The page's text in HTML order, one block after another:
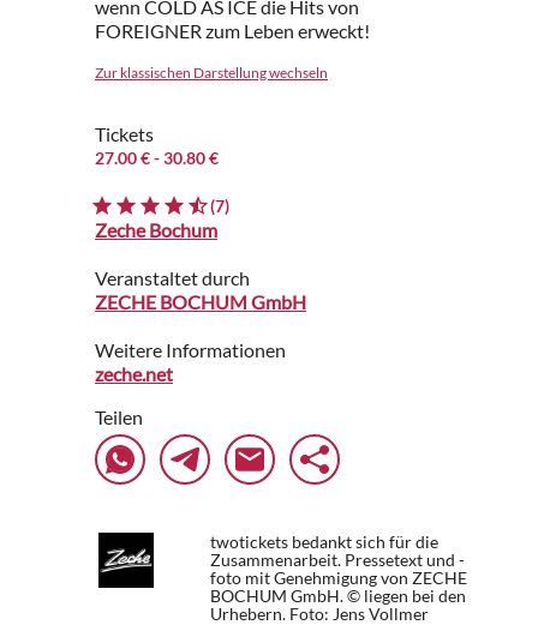
wenn COLD AS ICE die Hits von
FOREIGNER zum Leben erweckt!
Zur klassischen Darstellung wechseln
Tickets
27.00 €- 30.80 €
(7)
Zeche Bochum
Veranstaltet durch
ZECHE BOCHUM GmbH
Weitere Informationen
zeche.net
Teilen
twotickets bedankt sich für die
Zusammenarbeit. Pressetext und -
foto mit Genehmigung von ZECHE
BOCHUM GmbH. © liegen bei den
Urhebern. Foto: Jens Vollmer